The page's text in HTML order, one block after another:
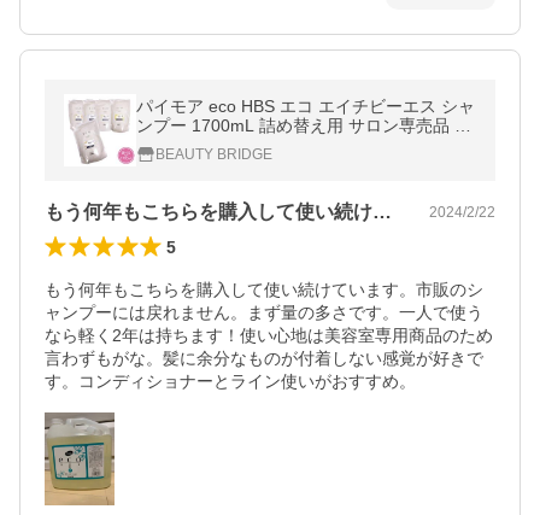
パイモア eco HBS エコ エイチビーエス シャ
ンプー 1700mL 詰め替え用 サロン専売品 爆
買 BEAUTY BRIDGE
もう何年もこちらを購入して使い続けてい… 2024/2/22
5
もう何年もこちらを購入して使い続けています。市販のシ
ャンプーには戻れません。まず量の多さです。一人で使う
なら軽く2年は持ちます！使い心地は美容室専用商品のため
言わずもがな。髪に余分なものが付着しない感覚が好きで
す。コンディショナーとライン使いがおすすめ。